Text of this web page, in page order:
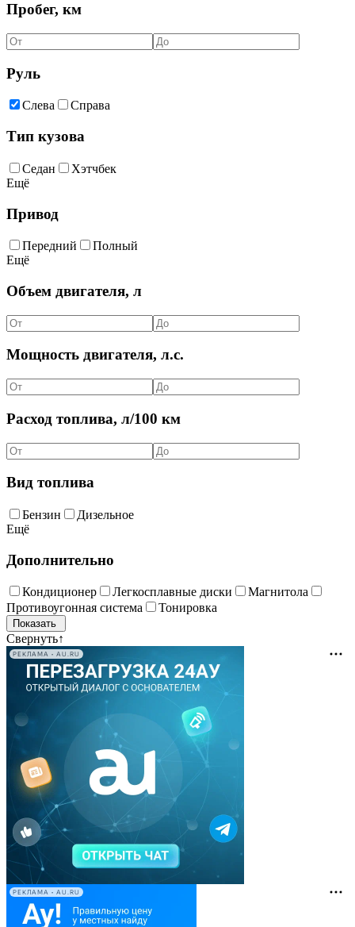
Пробег, км
Руль
Слева Справа
Тип кузова
Седан
Хэтчбек
Ещё
Привод
Передний
Полный
Ещё
Объем двигателя, л
Мощность двигателя, л.с.
Расход топлива, л/100 км
Вид топлива
Бензин
Дизельное
Ещё
Дополнительно
Кондиционер Легкосплавные диски
Магнитола
Противоугонная система
Тонировка
Свернуть↑
РЕКЛАМА • AU.RU
РЕКЛАМА • AU.RU